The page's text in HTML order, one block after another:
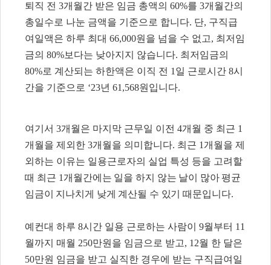
퇴직 전 3개월간 받은 임금 총액의 60%를 3개월간의
총일수로 나눈 금액을 기준으로 합니다. 단, 구직급
여일액은 하루 최대 66,000원을 넘을 수 없고, 최저임
금의 80%보다는 낮아지지 않습니다. 최저임금의
80%로 계산되는 하한액은 이직 전 1 일 근로시간 8시
간을 기준으로 ‘23년 61,568원입니다.
여기서 3개월은 마지막 근무일 이전 4개월 중 최근 1
개월을 제외한 3개월을 의미합니다. 최근 1 개월을 제
외하는 이유는 일용근로자의 실업 특성 등을 고려할
때 최근 1 개월간에는 일을 하지 않는 날이 많아 평균
임금이 지나치게 낮게 계산될 수 있기 때문입니다.
예컨대 하루 8시간 일용 근로하는 사람이 9월부터 11
월까지 매월 250만원을 임금으로 받고, 12월 한 달은
50만원 임금을 받고 실직한 경우에 받는 구직급여일